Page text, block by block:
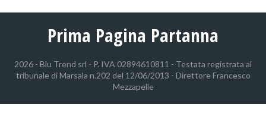
Prima Pagina Partanna
2026 - Blu Trend srl - P. IVA 02894610811 - Testata registrata al
tribunale di Marsala n.202 del 12/06/2013 - Direttore Francesco
Mezzapelle